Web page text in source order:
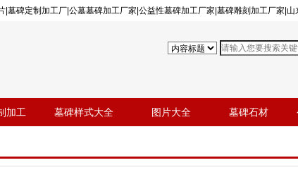
碑定制加工厂|公墓墓碑加工厂家|公益性墓碑加工厂家|墓碑雕刻加工厂家|
加工 墓碑样式大全 图片大全 墓碑石材